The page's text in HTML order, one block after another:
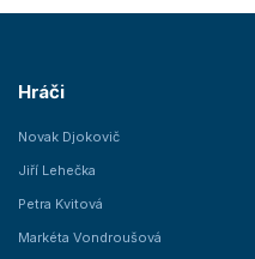
Hráči
Novak Djokovič
Jiří Lehečka
Petra Kvitová
Markéta Vondroušová